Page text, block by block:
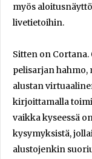
myös
livetietoihin.
Sitten on
pelisarjan hahmo,
alustan
kirjoittamalla
vaikka kyseessä
kysymyksistä,
alustojenkin